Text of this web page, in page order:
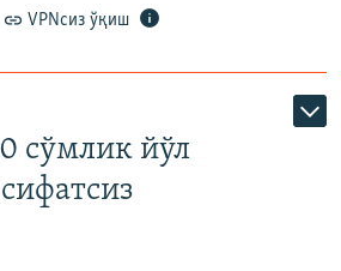
VPNсиз ўқиш
сўмлик йўл